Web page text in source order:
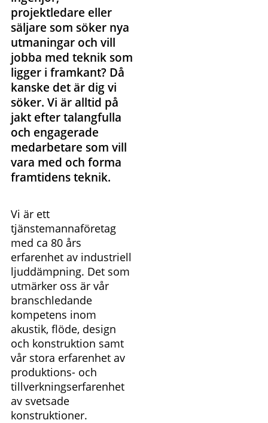
projektledare eller
säljare som söker nya
utmaningar och vill
jobba med teknik som
ligger i framkant? Då
kanske det är dig vi
söker. Vi är alltid på
jakt efter talangfulla
och engagerade
medarbetare som vill
vara med och forma
framtidens teknik.
Vi är ett
tjänstemannaföretag
med ca 80 års
erfarenhet av industriell
ljuddämpning. Det som
utmärker oss är vår
branschledande
kompetens inom
akustik, flöde, design
och konstruktion samt
vår stora erfarenhet av
produktions- och
tillverkningserfarenhet
av svetsade
konstruktioner.